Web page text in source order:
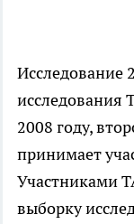
Исследование
исследования
2008 году,
принимает
Участниками
выборку